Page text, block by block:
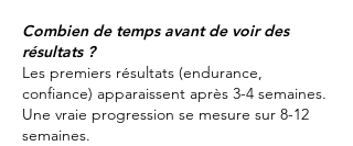
Combien de temps avant de voir des
résultats ?
Les premiers résultats (endurance,
confiance) apparaissent après 3-4 semaines.
Une vraie progression se mesure sur 8-12
semaines.